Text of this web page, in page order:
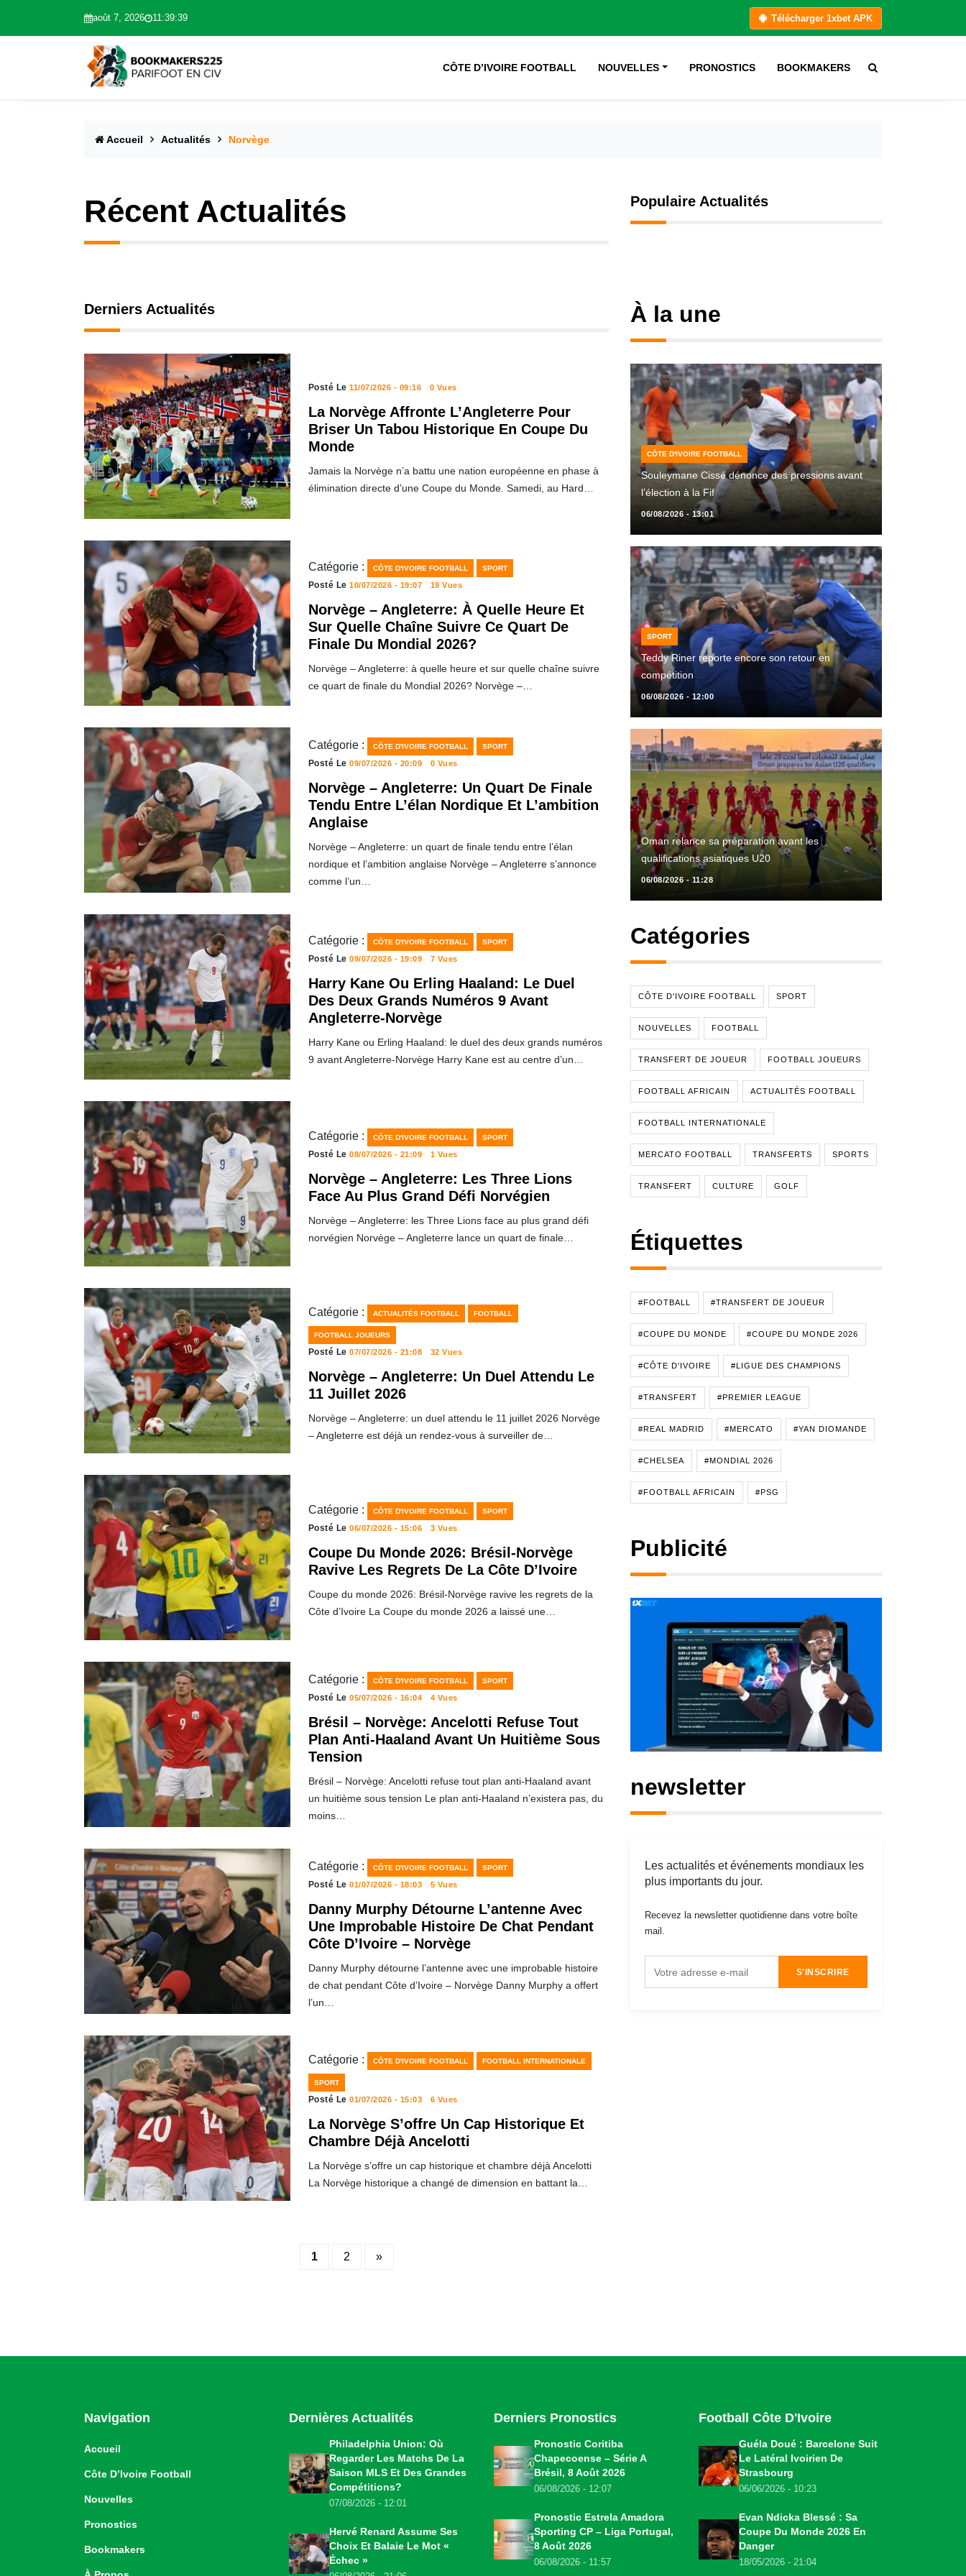
août 7, 2026 11:39:40 Télécharger 1xbet APK
CÔTE D’IVOIRE FOOTBALL NOUVELLES PRONOSTICS BOOKMAKERS
Accueil Actualités Norvège
Récent Actualités Populaire Actualités
Derniers Actualités
Posté Le11/07/2026 - 09:16 0 Vues
La Norvège Affronte L’Angleterre Pour
Briser Un Tabou Historique En Coupe Du
Monde
Jamais la Norvège n’a battu une nation européenne en phase à
élimination directe d’une Coupe du Monde. Samedi, au Hard…
Catégorie : CÔTE D'IVOIRE FOOTBALL SPORT
Posté Le10/07/2026 - 19:07 19 Vues
Norvège – Angleterre: À Quelle Heure Et
Sur Quelle Chaîne Suivre Ce Quart De
Finale Du Mondial 2026?
Norvège – Angleterre: à quelle heure et sur quelle chaîne suivre
ce quart de finale du Mondial 2026? Norvège –…
Catégorie : CÔTE D'IVOIRE FOOTBALL SPORT
Posté Le09/07/2026 - 20:09 0 Vues
Norvège – Angleterre: Un Quart De Finale
Tendu Entre L’élan Nordique Et L’ambition
Anglaise
Norvège – Angleterre: un quart de finale tendu entre l’élan
nordique et l’ambition anglaise Norvège – Angleterre s’annonce
comme l’un…
Catégorie : CÔTE D'IVOIRE FOOTBALL SPORT
Posté Le09/07/2026 - 19:09 7 Vues
Harry Kane Ou Erling Haaland: Le Duel
Des Deux Grands Numéros 9 Avant
Angleterre-Norvège
Harry Kane ou Erling Haaland: le duel des deux grands numéros
9 avant Angleterre-Norvège Harry Kane est au centre d’un…
Catégorie : CÔTE D'IVOIRE FOOTBALL SPORT
Posté Le08/07/2026 - 21:09 1 Vues
Norvège – Angleterre: Les Three Lions
Face Au Plus Grand Défi Norvégien
Norvège – Angleterre: les Three Lions face au plus grand défi
norvégien Norvège – Angleterre lance un quart de finale…
Catégorie : ACTUALITÉS FOOTBALL FOOTBALL
FOOTBALL JOUEURS
Posté Le07/07/2026 - 21:08 32 Vues
Norvège – Angleterre: Un Duel Attendu Le
11 Juillet 2026
Norvège – Angleterre: un duel attendu le 11 juillet 2026 Norvège
– Angleterre est déjà un rendez-vous à surveiller de…
Catégorie : CÔTE D'IVOIRE FOOTBALL SPORT
Posté Le06/07/2026 - 15:06 3 Vues
Coupe Du Monde 2026: Brésil-Norvège
Ravive Les Regrets De La Côte D’Ivoire
Coupe du monde 2026: Brésil-Norvège ravive les regrets de la
Côte d’Ivoire La Coupe du monde 2026 a laissé une…
Catégorie : CÔTE D'IVOIRE FOOTBALL SPORT
Posté Le05/07/2026 - 16:04 4 Vues
Brésil – Norvège: Ancelotti Refuse Tout
Plan Anti-Haaland Avant Un Huitième Sous
Tension
Brésil – Norvège: Ancelotti refuse tout plan anti-Haaland avant
un huitième sous tension Le plan anti-Haaland n’existera pas, du
moins…
Catégorie : CÔTE D'IVOIRE FOOTBALL SPORT
Posté Le01/07/2026 - 18:03 5 Vues
Danny Murphy Détourne L’antenne Avec
Une Improbable Histoire De Chat Pendant
Côte D’Ivoire – Norvège
Danny Murphy détourne l’antenne avec une improbable histoire
de chat pendant Côte d’Ivoire – Norvège Danny Murphy a offert
l’un…
Catégorie : CÔTE D'IVOIRE FOOTBALL FOOTBALL INTERNATIONALE
SPORT
Posté Le01/07/2026 - 15:03 6 Vues
La Norvège S’offre Un Cap Historique Et
Chambre Déjà Ancelotti
La Norvège s’offre un cap historique et chambre déjà Ancelotti
La Norvège historique a changé de dimension en battant la…
Posts
1 2 »
À la une
CÔTE D'IVOIRE FOOTBALL
Souleymane Cissé dénonce des pressions avant
l’élection à la Fif
06/08/2026 - 13:01
SPORT
Teddy Riner reporte encore son retour en
compétition
06/08/2026 - 12:00
Oman relance sa préparation avant les
qualifications asiatiques U20
06/08/2026 - 11:28
Catégories
CÔTE D'IVOIRE FOOTBALL SPORT
NOUVELLES FOOTBALL
TRANSFERT DE JOUEUR FOOTBALL JOUEURS
FOOTBALL AFRICAIN ACTUALITÉS FOOTBALL
FOOTBALL INTERNATIONALE
MERCATO FOOTBALL TRANSFERTS SPORTS
TRANSFERT CULTURE GOLF
Étiquettes
#FOOTBALL #TRANSFERT DE JOUEUR
#COUPE DU MONDE #COUPE DU MONDE 2026
#CÔTE D'IVOIRE #LIGUE DES CHAMPIONS
#TRANSFERT #PREMIER LEAGUE
#REAL MADRID #MERCATO #YAN DIOMANDE
#CHELSEA #MONDIAL 2026
#FOOTBALL AFRICAIN #PSG
Publicité
newsletter
Les actualités et événements mondiaux les
plus importants du jour.
Recevez la newsletter quotidienne dans votre boîte
mail.
S'INSCRIRE
Navigation
Accueil
Côte D’Ivoire Football
Nouvelles
Pronostics
Bookmakers
Dernières Actualités
Philadelphia Union: Où
Regarder Les Matchs De La
Saison MLS Et Des Grandes
Compétitions?
07/08/2026 - 12:01
Hervé Renard Assume Ses
Choix Et Balaie Le Mot «
Échec »
Derniers Pronostics
Pronostic Coritiba
Chapecoense – Série A
Brésil, 8 Août 2026
06/08/2026 - 12:07
Pronostic Estrela Amadora
Sporting CP – Liga Portugal,
8 Août 2026
06/08/2026 - 11:57
Football Côte D'Ivoire
Guéla Doué : Barcelone Suit
Le Latéral Ivoirien De
Strasbourg
06/06/2026 - 10:23
Evan Ndicka Blessé : Sa
Coupe Du Monde 2026 En
Danger
18/05/2026 - 21:04